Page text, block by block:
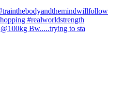
Bw.....trying to sta